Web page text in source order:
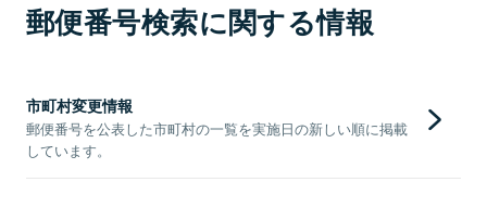
郵便番号検索に関する情報
市町村変更情報
郵便番号を公表した市町村の一覧を実施日の新しい順に掲載
しています。